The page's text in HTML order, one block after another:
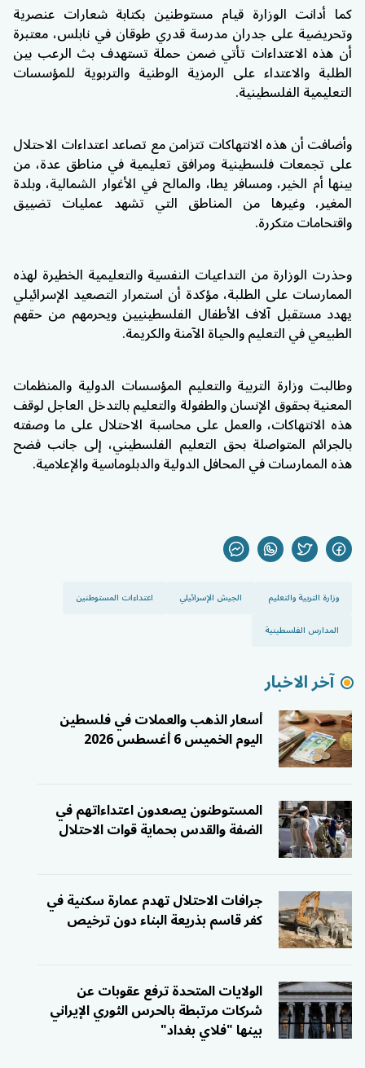
كما أدانت الوزارة قيام مستوطنين بكتابة شعارات عنصرية
وتحريضية على جدران مدرسة قدري طوقان في نابلس، معتبرة
أن هذه الاعتداءات تأتي ضمن حملة تستهدف بث الرعب بين
الطلبة والاعتداء على الرمزية الوطنية والتربوية للمؤسسات
التعليمية الفلسطينية.
وأضافت أن هذه الانتهاكات تتزامن مع تصاعد اعتداءات الاحتلال
على تجمعات فلسطينية ومرافق تعليمية في مناطق عدة، من
بينها أم الخير، ومسافر يطا، والمالح في الأغوار الشمالية، وبلدة
المغير، وغيرها من المناطق التي تشهد عمليات تضييق
واقتحامات متكررة.
وحذرت الوزارة من التداعيات النفسية والتعليمية الخطيرة لهذه
الممارسات على الطلبة، مؤكدة أن استمرار التصعيد الإسرائيلي
يهدد مستقبل آلاف الأطفال الفلسطينيين ويحرمهم من حقهم
الطبيعي في التعليم والحياة الآمنة والكريمة.
وطالبت وزارة التربية والتعليم المؤسسات الدولية والمنظمات
المعنية بحقوق الإنسان والطفولة والتعليم بالتدخل العاجل لوقف
هذه الانتهاكات، والعمل على محاسبة الاحتلال على ما وصفته
بالجرائم المتواصلة بحق التعليم الفلسطيني، إلى جانب فضح
هذه الممارسات في المحافل الدولية والدبلوماسية والإعلامية.
وزارة التربية والتعليم الجيش الإسرائيلي
اعتداءات المستوطنين
المدارس الفلسطينية
آخر الاخبار
أسعار الذهب والعملات في فلسطين
اليوم الخميس 6 أغسطس 2026
المستوطنون يصعدون اعتداءاتهم في
الضفة والقدس بحماية قوات الاحتلال
جرافات الاحتلال تهدم عمارة سكنية في
كفر قاسم بذريعة البناء دون ترخيص
الولايات المتحدة ترفع عقوبات عن
شركات مرتبطة بالحرس الثوري الإيراني
بينها "فلاي بغداد"